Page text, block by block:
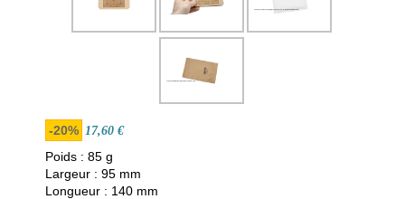
-20% 17,60 €
Poids : 85 g
Largeur : 95 mm
Longueur : 140 mm